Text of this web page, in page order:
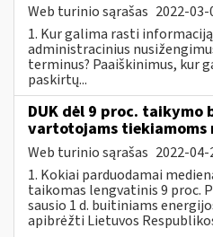
Web turinio sąrašas 2022-03-
1. Kur galima rasti
administracinius
terminus? Paaiškinimus, kur
paskirtų...
DUK dėl 9 proc. taikymo
vartotojams tiekiamoms
Web turinio sąrašas 2022-04-
1. Kokiai parduodamai
taikomas lengvatinis 9 proc.
sausio 1 d. buitiniams
apibrėžti Lietuvos